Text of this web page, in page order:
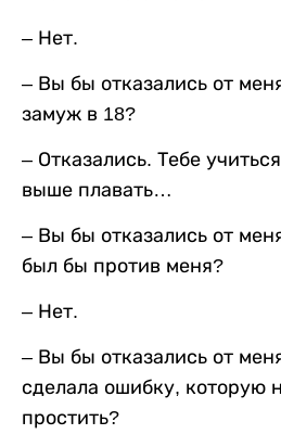
– Нет.
– Вы бы отказались от
замуж в 18?
– Отказались. Тебе
выше плавать…
– Вы бы отказались от
был бы против меня?
– Нет.
– Вы бы отказались от
сделала ошибку, которую
простить?